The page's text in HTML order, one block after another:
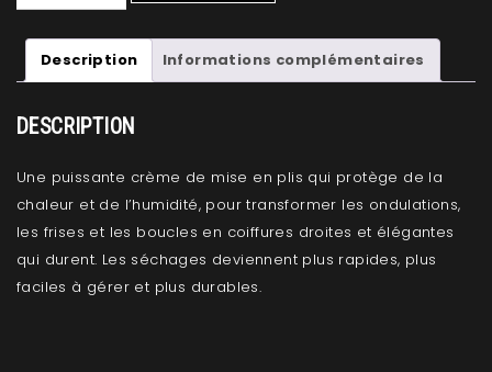
de
ORIBE
Crème
pour
séchage
STRAIGHT
AWAY
Description Informations complémentaires
DESCRIPTION
Une puissante crème de mise en plis qui protège de la
chaleur et de l’humidité, pour transformer les ondulations,
les frises et les boucles en coiffures droites et élégantes
qui durent. Les séchages deviennent plus rapides, plus
faciles à gérer et plus durables.